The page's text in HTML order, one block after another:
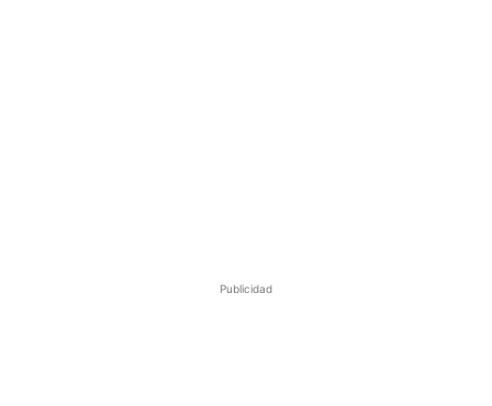
Publicidad